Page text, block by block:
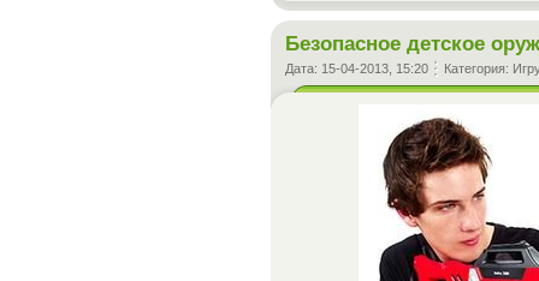
Безопасное детское
Дата: 15-04-2013, 15:20 Категория: